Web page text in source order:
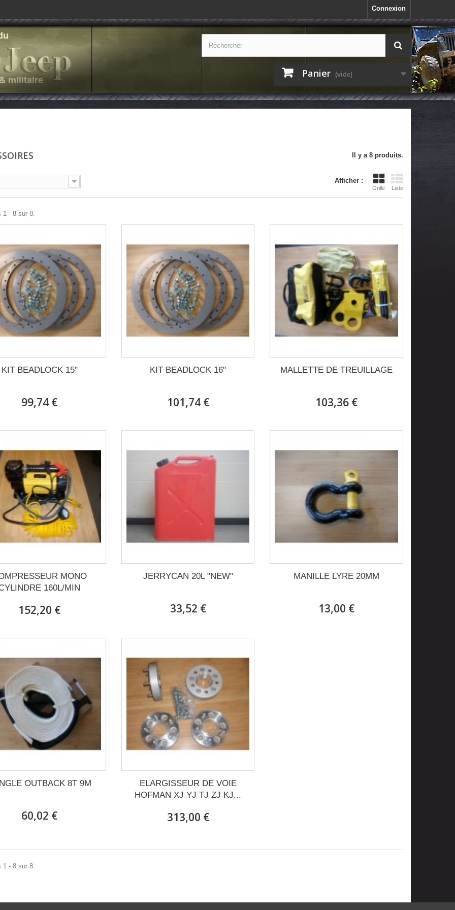
Connexion
Panier (vide)
Il y a 8 produits.
Afficher :
Grille Liste
1 - 8 sur 8.
KIT BEADLOCK 15"
99,74 €
KIT BEADLOCK 16"
101,74 €
MALLETTE DE TREUILLAGE
103,36 €
MONO
160L/MIN
152,20 €
JERRYCAN 20L "NEW"
33,52 €
MANILLE LYRE 20MM
13,00 €
OUTBACK 8T 9M
60,02 €
ELARGISSEUR DE VOIE
HOFMAN XJ YJ TJ ZJ KJ...
313,00 €
1 - 8 sur 8.